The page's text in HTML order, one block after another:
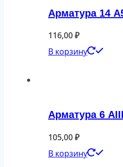
Арматура 14
116,00₽
В корзину
Арматура 6
105,00₽
В корзину